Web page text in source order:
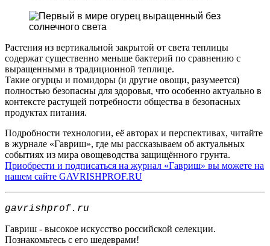
Растения из вертикальной закрытой от света теплицы
содержат существенно меньше бактерий по сравнению с
выращенными в традиционной теплице.
Такие огурцы и помидоры (и другие овощи, разумеется)
полностью безопасны для здоровья, что особенно актуально в
контексте растущей потребности общества в безопасных
продуктах питания.
Подробности технологии, её авторах и перспективах, читайте
в журнале «Гавриш», где мы рассказываем об актуальных
событиях из мира овощеводства защищённого грунта.
Приобрести и подписаться на журнал «Гавриш» вы можете на
нашем сайте GAVRISHPROF.RU
gavrishprof.ru
Гавриш - высокое искусство российской селекции.
Познакомьтесь с его шедеврами!